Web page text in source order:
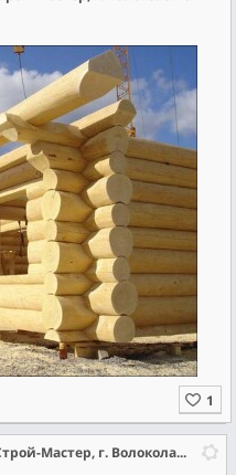
Строительная компания Строй-Мастер, г. Волоколамск